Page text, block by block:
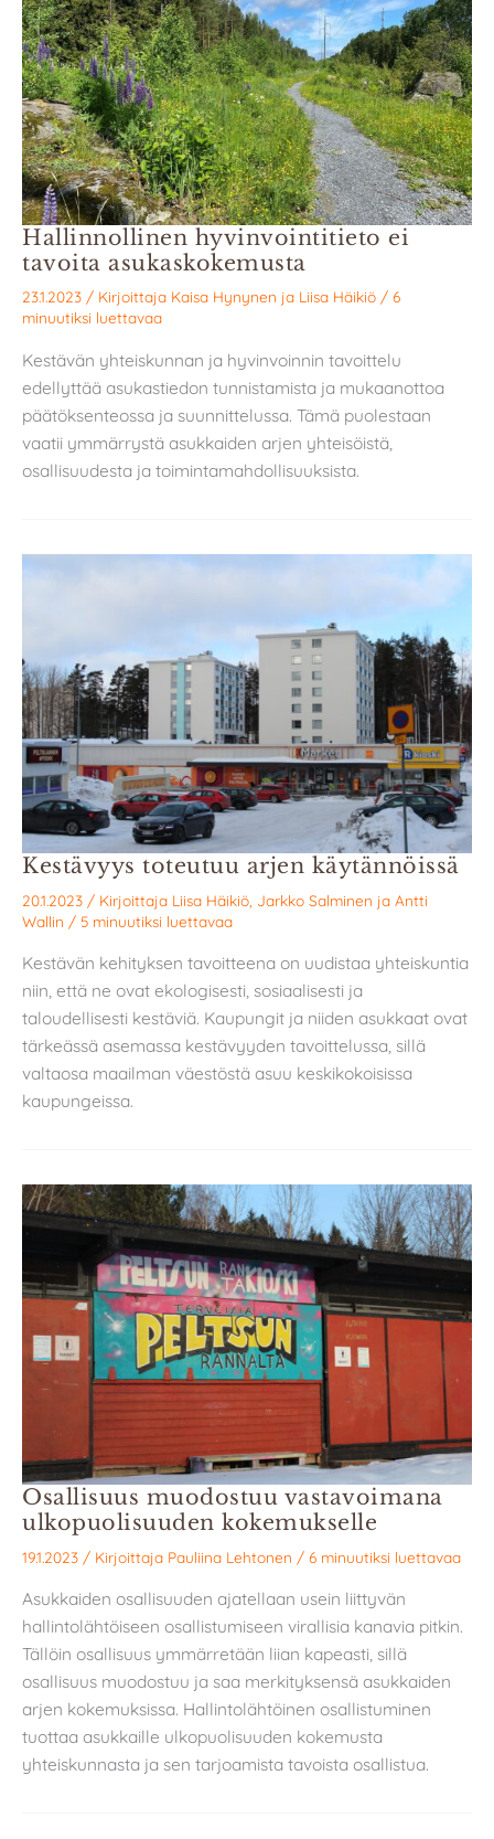
Hallinnollinen hyvinvointitieto ei
tavoita asukaskokemusta
23.1.2023 / Kirjoittaja Kaisa Hynynen ja Liisa Häikiö / 6
minuutiksi luettavaa
Kestävän yhteiskunnan ja hyvinvoinnin tavoittelu
edellyttää asukastiedon tunnistamista ja mukaanottoa
päätöksenteossa ja suunnittelussa. Tämä puolestaan
vaatii ymmärrystä asukkaiden arjen yhteisöistä,
osallisuudesta ja toimintamahdollisuuksista.
Kestävyys toteutuu arjen käytännöissä
20.1.2023 / Kirjoittaja Liisa Häikiö Jarkko Salminen ja Antti
Wallin / 5 minuutiksi luettavaa
Kestävän kehityksen tavoitteena on uudistaa yhteiskuntia
niin, että ne ovat ekologisesti, sosiaalisesti ja
taloudellisesti kestäviä. Kaupungit ja niiden asukkaat ovat
tärkeässä asemassa kestävyyden tavoittelussa, sillä
valtaosa maailman väestöstä asuu keskikokoisissa
kaupungeissa.
Osallisuus muodostuu vastavoimana
ulkopuolisuuden kokemukselle
19.1.2023 / Kirjoittaja Pauliina Lehtonen / 6 minuutiksi luettavaa
Asukkaiden osallisuuden ajatellaan usein liittyvän
hallintolähtöiseen osallistumiseen virallisia kanavia pitkin.
Tällöin osallisuus ymmärretään liian kapeasti, sillä
osallisuus muodostuu ja saa merkityksensä asukkaiden
arjen kokemuksissa. Hallintolähtöinen osallistuminen
tuottaa asukkaille ulkopuolisuuden kokemusta
yhteiskunnasta ja sen tarjoamista tavoista osallistua.